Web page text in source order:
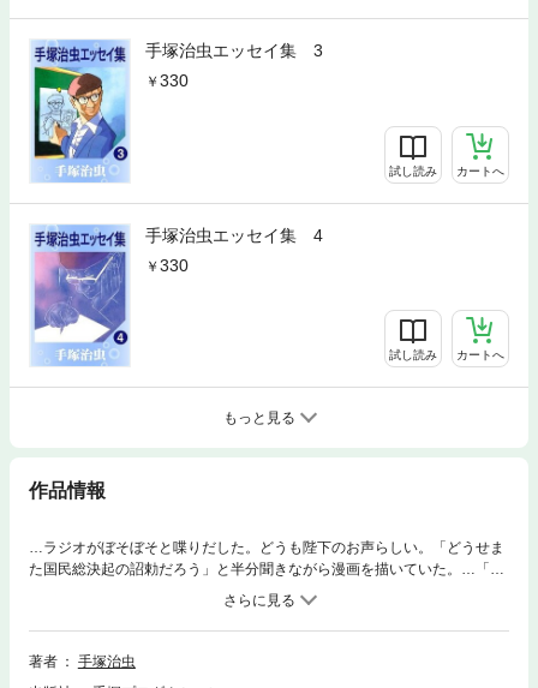
手塚治虫エッセイ集 3
330
試し読み カートへ
手塚治虫エッセイ集 4
330
試し読み カートへ
もっと見る
作品情報
…ラジオがぼそぼそと喋りだした。どうも陛下のお声らしい。「どうせま
た国民総決起の詔勅だろう」と半分聞きながら漫画を描いていた。…「敗
戦だ！」「終わったんだ、終わったんだ」…ぼくは、こりゃ、もしかした
ら漫画家になれるかもしれんぞ、と思った。…(本文より)
著者
手塚治虫